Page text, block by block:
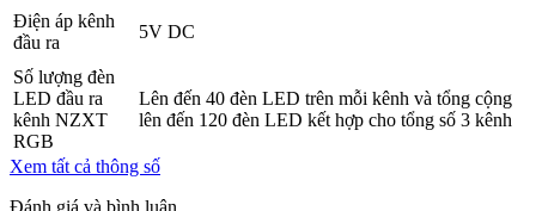
Điện áp kênh
đầu ra
5V DC
Số lượng đèn
LED đầu ra
kênh NZXT
RGB
Lên đến 40 đèn LED trên mỗi kênh và tổng cộng
lên đến 120 đèn LED kết hợp cho tổng số 3 kênh
Xem tất cả thông số